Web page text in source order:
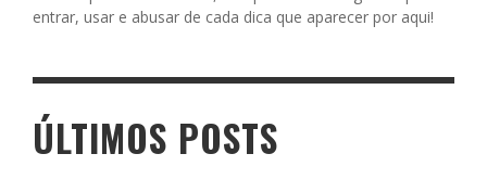
entrar, usar e abusar de cada dica que aparecer por aqui!
ÚLTIMOS POSTS